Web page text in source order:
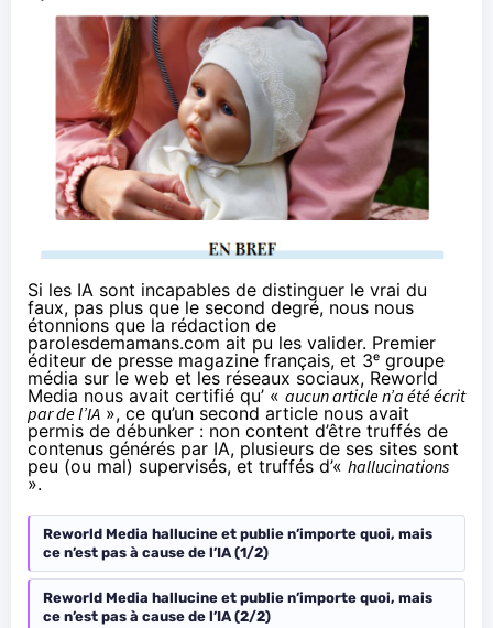
Si les IA sont incapables de distinguer le vrai du
faux, pas plus que le second degré, nous nous
étonnions que la rédaction de
parolesdemamans.com ait pu les valider. Premier
éditeur de presse magazine français, et 3ᵉ groupe
média sur le web et les réseaux sociaux, Reworld
Media nous avait certifié qu’ « aucun article n’a été écrit
par de l’IA », ce qu’un second article nous avait
permis de débunker : non content d’être truffés de
contenus générés par IA, plusieurs de ses sites sont
peu (ou mal) supervisés, et truffés d’« hallucinations
».
Reworld Media hallucine et publie n’importe quoi, mais
ce n’est pas à cause de l’IA (1/2)
Reworld Media hallucine et publie n’importe quoi, mais
ce n’est pas à cause de l’IA (2/2)